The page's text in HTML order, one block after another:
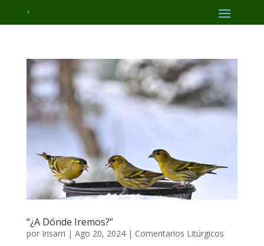
“¿A Dónde Iremos?”
por Irisarri | Ago 20, 2024| Comentarios Litúrgicos